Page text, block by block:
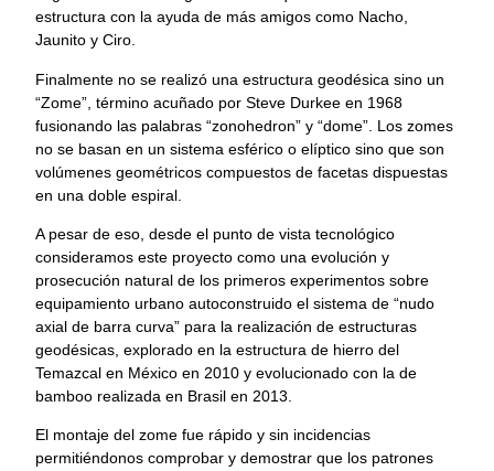
estructura con la ayuda de más amigos como Nacho,
Jaunito y Ciro.
Finalmente no se realizó una estructura geodésica sino un
“Zome”, término acuñado por Steve Durkee en 1968
fusionando las palabras “zonohedron” y “dome”. Los zomes
no se basan en un sistema esférico o elíptico sino que son
volúmenes geométricos compuestos de facetas dispuestas
en una doble espiral.
A pesar de eso, desde el punto de vista tecnológico
consideramos este proyecto como una evolución y
prosecución natural de los primeros experimentos sobre
equipamiento urbano autoconstruido el sistema de “nudo
axial de barra curva” para la realización de estructuras
geodésicas, explorado en la estructura de hierro del
Temazcal en México en 2010 y evolucionado con la de
bamboo realizada en Brasil en 2013.
El montaje del zome fue rápido y sin incidencias
permitiéndonos comprobar y demostrar que los patrones